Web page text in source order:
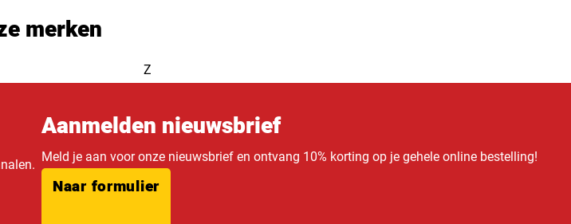
merken
Z
Aanmelden nieuwsbrief
Meld je aan voor onze nieuwsbrief en ontvang 10% korting op je gehele online bestelling!
Naar formulier